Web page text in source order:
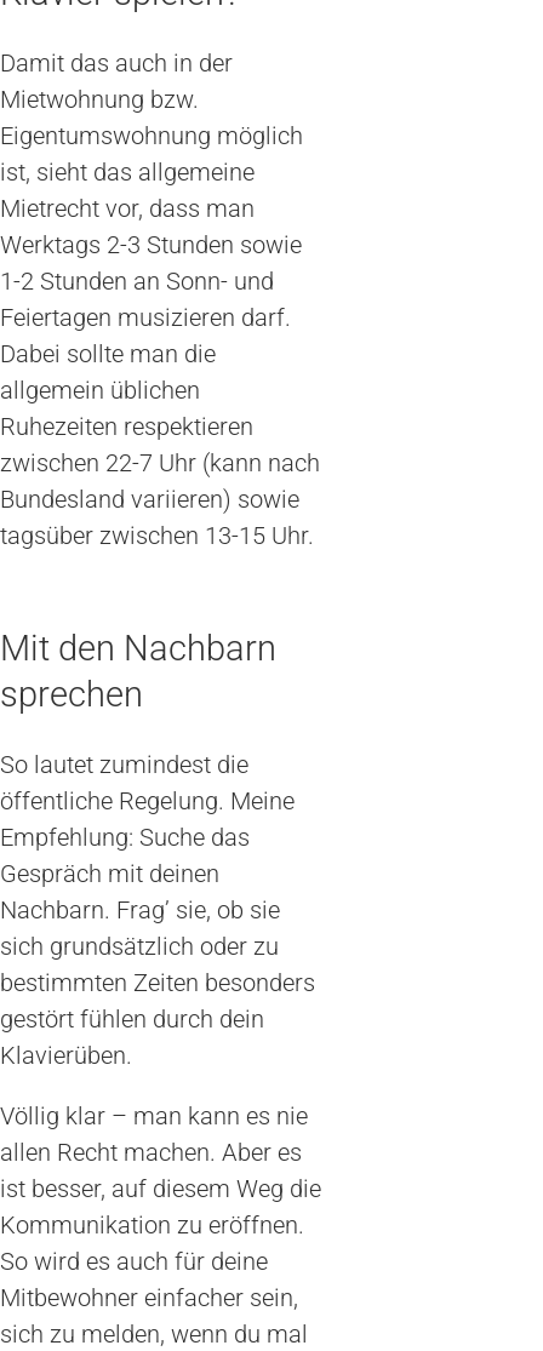
Damit das auch in der
Mietwohnung bzw.
Eigentumswohnung möglich
ist, sieht das allgemeine
Mietrecht vor, dass man
Werktags 2-3 Stunden sowie
1-2 Stunden an Sonn- und
Feiertagen musizieren darf.
Dabei sollte man die
allgemein üblichen
Ruhezeiten respektieren
zwischen 22-7 Uhr (kann nach
Bundesland variieren) sowie
tagsüber zwischen 13-15 Uhr.
Mit den Nachbarn
sprechen
So lautet zumindest die
öffentliche Regelung. Meine
Empfehlung: Suche das
Gespräch mit deinen
Nachbarn. Frag’ sie, ob sie
sich grundsätzlich oder zu
bestimmten Zeiten besonders
gestört fühlen durch dein
Klavierüben.
Völlig klar – man kann es nie
allen Recht machen. Aber es
ist besser, auf diesem Weg die
Kommunikation zu eröffnen.
So wird es auch für deine
Mitbewohner einfacher sein,
sich zu melden, wenn du mal